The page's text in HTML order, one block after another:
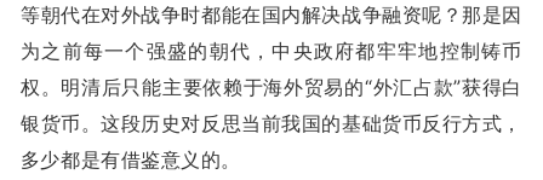
等朝代在对外战争时都能在国内解决战争融资呢？那是因
为之前每一个强盛的朝代，中央政府都牢牢地控制铸币
权。明清后只能主要依赖于海外贸易的“外汇占款”获得白
银货币。这段历史对反思当前我国的基础货币反行方式，
多少都是有借鉴意义的。